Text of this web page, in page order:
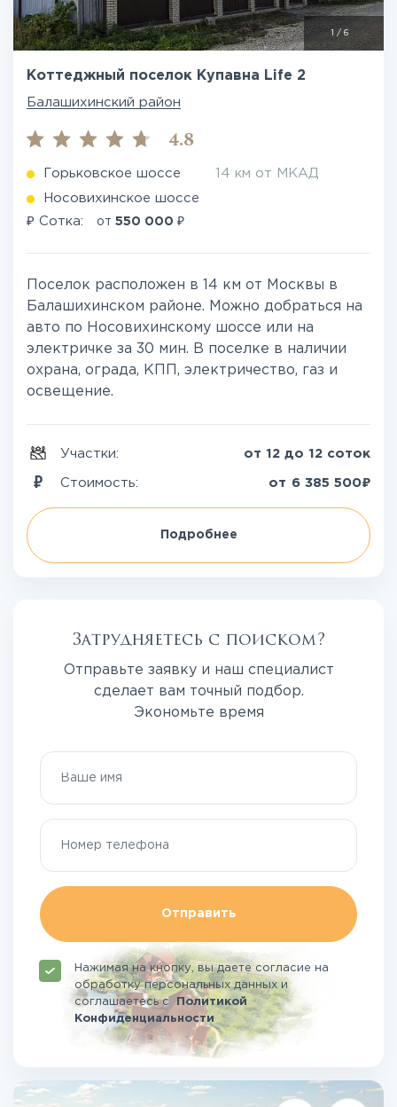
/ 6
Коттеджный поселок Купавна Life 2
Балашихинский район
4.8
Горьковское шоссе 14 км от МКАД
Носовихинское шоссе
₽ Сотка: от 550 000 ₽
Поселок расположен в 14 км от Москвы в
Балашихинском районе. Можно добраться на
авто по Носовихинскому шоссе или на
электричке за 30 мин. В поселке в наличии
охрана, ограда, КПП, электричество, газ и
освещение.
Участки: от 12 до 12 соток
Стоимость: от 6 385 500₽
Подробнее
Затрудняетесь с поиском?
Отправьте заявку и наш специалист
сделает вам точный подбор.
Экономьте время
Отправить
Нажимая на кнопку, вы даете согласие на
обработку персональных данных и
соглашаетесьсПолитикой
Конфиденциальности